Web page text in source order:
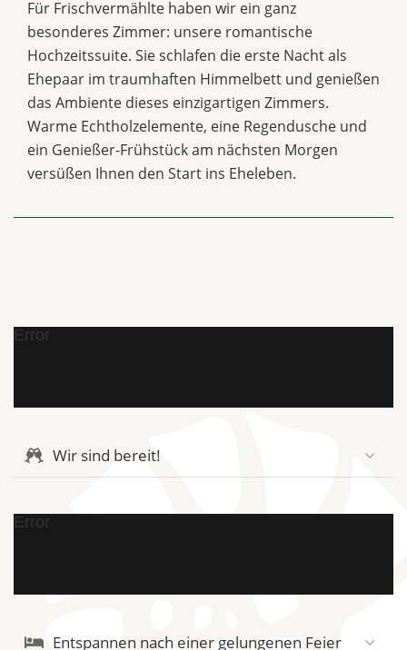
Für Frischvermählte haben wir ein ganz
besonderes Zimmer: unsere romantische
Hochzeitssuite. Sie schlafen die erste Nacht als
Ehepaar im traumhaften Himmelbett und genießen
das Ambiente dieses einzigartigen Zimmers.
Warme Echtholzelemente, eine Regendusche und
ein Genießer-Frühstück am nächsten Morgen
versüßen Ihnen den Start ins Eheleben.
Error
Wir sind bereit!
Error
Entspannen nach einer gelungenen Feier